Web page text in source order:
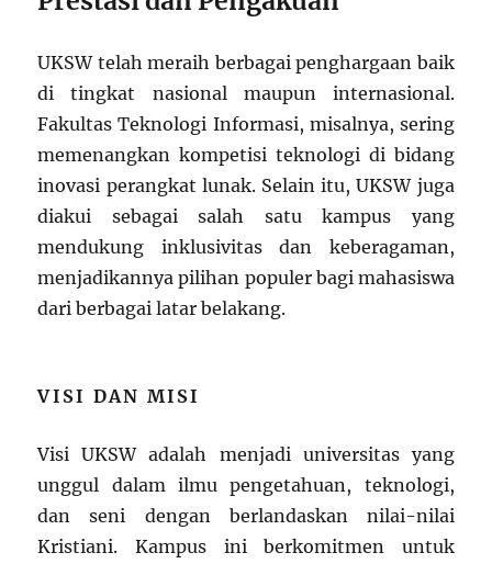
UKSW telah meraih berbagai penghargaan baik
di tingkat nasional maupun internasional.
Fakultas Teknologi Informasi, misalnya, sering
memenangkan kompetisi teknologi di bidang
inovasi perangkat lunak. Selain itu, UKSW juga
diakui sebagai salah satu kampus yang
mendukung inklusivitas dan keberagaman,
menjadikannya pilihan populer bagi mahasiswa
dari berbagai latar belakang.
VISI DAN MISI
Visi UKSW adalah menjadi universitas yang
unggul dalam ilmu pengetahuan, teknologi,
dan seni dengan berlandaskan nilai-nilai
Kristiani. Kampus ini berkomitmen untuk